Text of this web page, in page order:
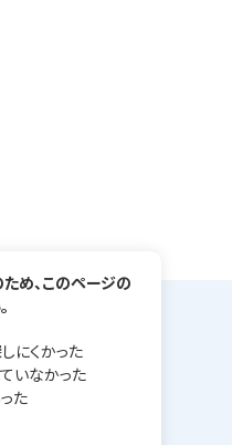
め、このページの
にくかった
いなかった
た